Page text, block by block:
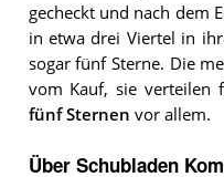
gecheckt und nach dem
in etwa drei Viertel in
sogar fünf Sterne. Die
vom Kauf, sie verteilen
fünf Sternen vor allem.
Über Schubladen